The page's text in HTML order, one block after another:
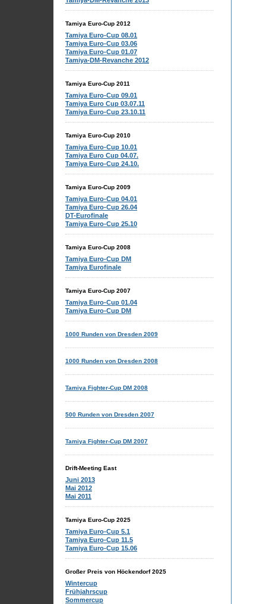
Tamiya Euro-Cup 2012
Tamiya Euro-Cup 08.01
Tamiya Euro-Cup 03.06
Tamiya Euro-Cup 01.07
Tamiya-DM-Revanche 2012
Tamiya Euro-Cup 2011
Tamiya Euro-Cup 09.01
Tamiya Euro Cup 03.07.11
Tamiya Euro-Cup 23.10.11
Tamiya Euro-Cup 2010
Tamiya Euro-Cup 10.01
Tamiya Euro Cup 04.07.
Tamiya Euro-Cup 24.10.
Tamiya Euro-Cup 2009
Tamiya Euro-Cup 04.01
Tamiya Euro-Cup 26.04
DT-Eurofinale
Tamiya Euro-Cup 25.10
Tamiya Euro-Cup 2008
Tamiya Euro-Cup DM
Tamiya Eurofinale
Tamiya Euro-Cup 2007
Tamiya Euro-Cup 01.04
Tamiya Euro-Cup DM
1000 Runden von Dresden 2009
1000 Runden von Dresden 2008
Tamiya Fighter-Cup DM 2008
500 Runden von Dresden 2007
Tamiya Fighter-Cup DM 2007
Drift-Meeting East
Juni 2013
Mai 2012
Mai 2011
Tamiya Euro-Cup 2025
Tamiya Euro-Cup 5.1
Tamiya Euro-Cup 11.5
Tamiya Euro-Cup 15.06
Großer Preis von Höckendorf 2025
Wintercup
Frühjahrscup
Sommercup